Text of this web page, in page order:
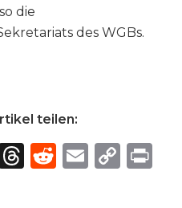
die
des WGBs.
teilen:
T
R
E
C